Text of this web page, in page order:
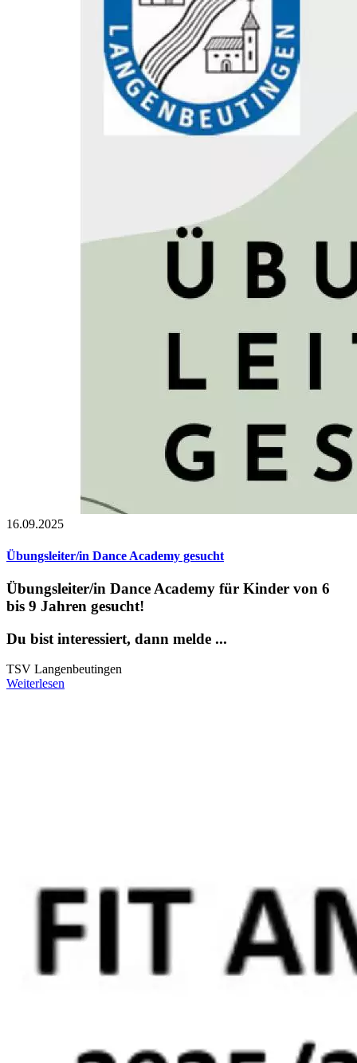
16.09.2025
Übungsleiter/in Dance Academy gesucht
Übungsleiter/in Dance Academy für Kinder von 6
bis 9 Jahren gesucht!
Du bist interessiert, dann melde ...
TSV Langenbeutingen
Weiterlesen